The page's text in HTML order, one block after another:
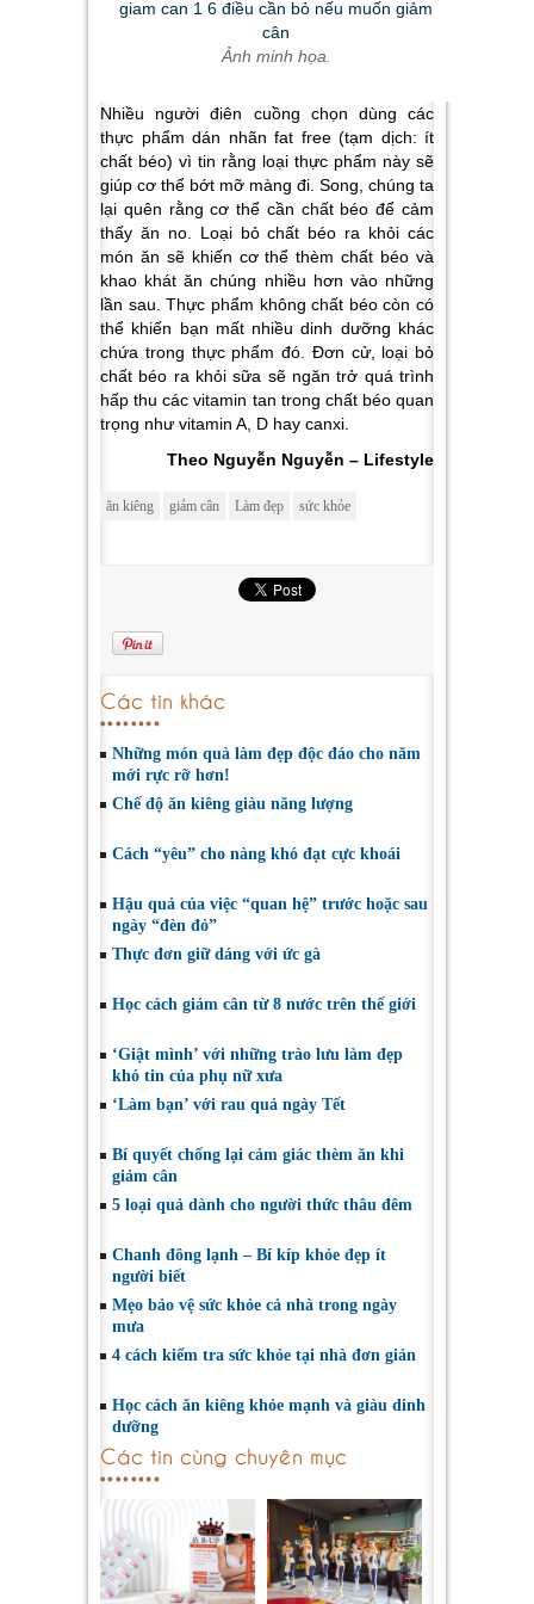
Ảnh minh họa.
Nhiều người điên cuồng chọn dùng các
thực phẩm dán nhãn fat free (tạm dịch: ít
chất béo) vì tin rằng loại thực phẩm này sẽ
giúp cơ thể bớt mỡ màng đi. Song, chúng ta
lại quên rằng cơ thể cần chất béo để cảm
thấy ăn no. Loại bỏ chất béo ra khỏi các
món ăn sẽ khiến cơ thể thèm chất béo và
khao khát ăn chúng nhiều hơn vào những
lần sau. Thực phẩm không chất béo còn có
thể khiến bạn mất nhiều dinh dưỡng khác
chứa trong thực phẩm đó. Đơn cử, loại bỏ
chất béo ra khỏi sữa sẽ ngăn trở quá trình
hấp thu các vitamin tan trong chất béo quan
trọng như vitamin A, D hay canxi.
Theo Nguyễn Nguyễn – Lifestyle
ăn kiêng giảm cân Làm đẹp sức khỏe
Các tin khác
Những món quà làm đẹp độc đáo cho năm
mới rực rỡ hơn!
Chế độ ăn kiêng giàu năng lượng
Cách “yêu” cho nàng khó đạt cực khoái
Hậu quả của việc “quan hệ” trước hoặc sau
ngày “đèn đỏ”
Thực đơn giữ dáng với ức gà
Học cách giảm cân từ 8 nước trên thế giới
‘Giật mình’ với những trào lưu làm đẹp
khó tin của phụ nữ xưa
‘Làm bạn’ với rau quả ngày Tết
Bí quyết chống lại cảm giác thèm ăn khi
giảm cân
5 loại quả dành cho người thức thâu đêm
Chanh đông lạnh – Bí kíp khỏe đẹp ít
người biết
Mẹo bảo vệ sức khỏe cả nhà trong ngày
mưa
4 cách kiểm tra sức khỏe tại nhà đơn giản
Học cách ăn kiêng khỏe mạnh và giàu dinh
dưỡng
Các tin cùng chuyên mục